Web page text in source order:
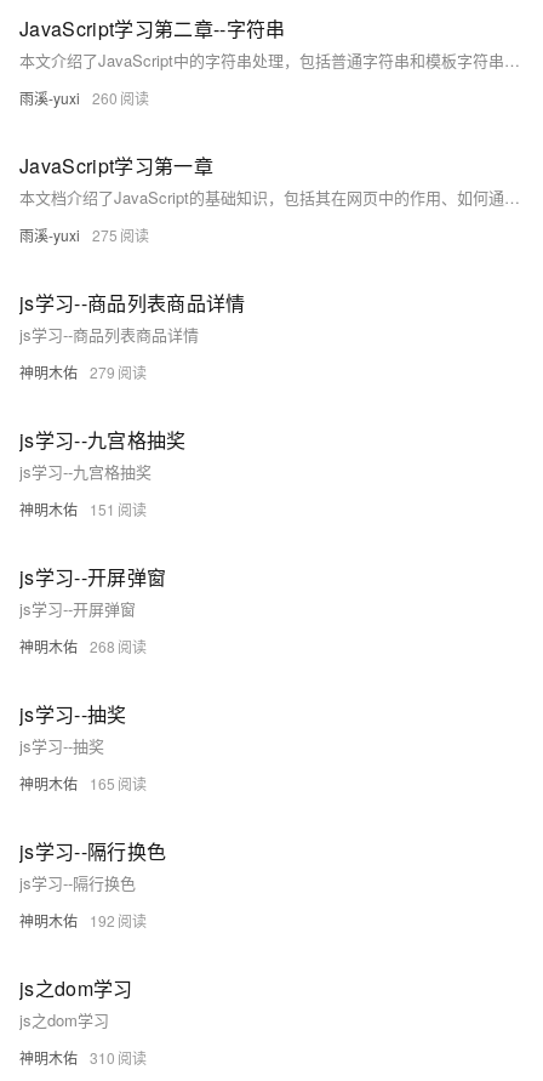
JavaScript学习第二章--字符串
本文介绍了JavaScript中的字符串处理，包括普通字符串和模板字符串的使用方法及常见字符串操作方法如`charAt`、`concat`、`endsWith`等，适合前端学习者参考。作者是一位热爱前端技术的大一学生，专注于分享实用的编程技巧。
雨溪-yuxi 260
JavaScript学习第一章
本文档介绍了JavaScript的基础知识，包括其在网页中的作用、如何通过JavaScript动态设置HTML元素的CSS属性，以及JavaScript中的变量类型（`var`、`let`、`const`）和数据类型（基本数据类型与引用数据类型）。通过实例代码详细解释了JavaScript的核心概念，适合初学者入门学习。
雨溪-yuxi 275
js学习--商品列表商品详情
js学习--商品列表商品详情
神明木佑 279
js学习--九宫格抽奖
js学习--九宫格抽奖
神明木佑 151
js学习--开屏弹窗
js学习--开屏弹窗
神明木佑 268
js学习--抽奖
js学习--抽奖
神明木佑 165
js学习--隔行换色
js学习--隔行换色
神明木佑 192
js之dom学习
js之dom学习
神明木佑 310